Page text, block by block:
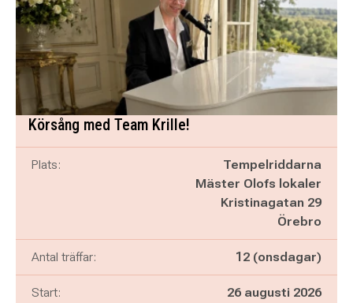
Körsång med Team Krille!
Plats:
Tempelriddarna
Mäster Olofs lokaler
Kristinagatan 29
Örebro
Antal träffar: 12 (onsdagar)
Start: 26 augusti 2026